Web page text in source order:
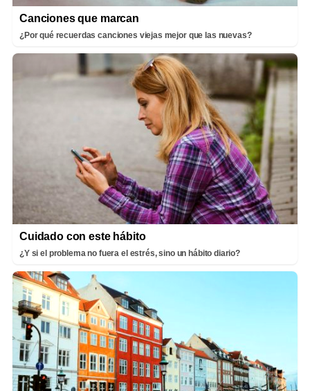
Canciones que marcan
¿Por qué recuerdas canciones viejas mejor que las nuevas?
Cuidado con este hábito
¿Y si el problema no fuera el estrés, sino un hábito diario?